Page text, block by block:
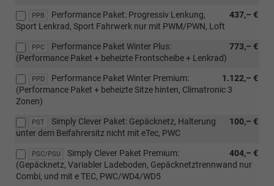
PPB 437,– €
Performance Paket: Progressiv Lenkung,
Sport Lenkrad, Sport Fahrwerk nur mit PWM/PWN, Loft
PPC 773,– €
Performance Paket Winter Plus:
(Performance Paket + beheizte Frontscheibe + Lenkrad)
PPD 1.122,– €
Performance Paket Winter Premium:
(Performance Paket + beheizte Sitze hinten, Climatronic 3
Zonen)
PST 100,– €
Simply Clever Paket: Gepäcknetz, Halterung
unter dem Beifahrersitz nicht mit eTec, PWC
PSC/PSU 404,– €
Simply Clever Paket Premium:
(Gepäcknetz, Variabler Ladeboden, Gepäcknetztrennwand nur
Combi, und mit e TEC, PWC/WD4/WD5